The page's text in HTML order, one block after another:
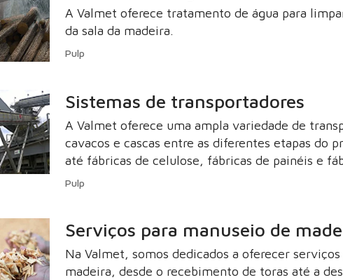
A Valmet oferece tratamento de água para
da sala da madeira.
Pulp
Sistemas de transportadores
A Valmet oferece uma ampla variedade de
cavacos e cascas entre as diferentes etapas do
até fábricas de celulose, fábricas de painéis e
Pulp
Serviços para manuseio de
Na Valmet, somos dedicados a oferecer
madeira, desde o recebimento de toras até a